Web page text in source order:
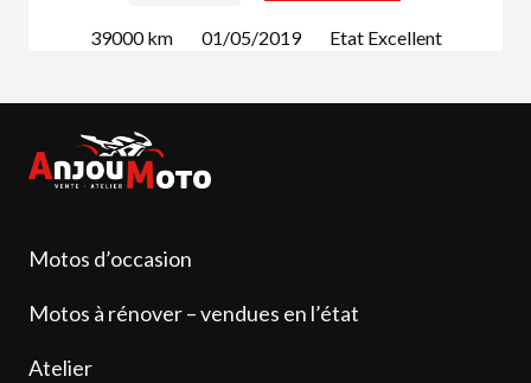
39000km 01/05/2019 Etat Excellent
Motos d’occasion
Motos à rénover – vendues en l’état
Atelier